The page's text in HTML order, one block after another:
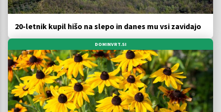
20-letnik kupil hišo na slepo in danes mu vsi zavidajo
DOMINVRT.SI